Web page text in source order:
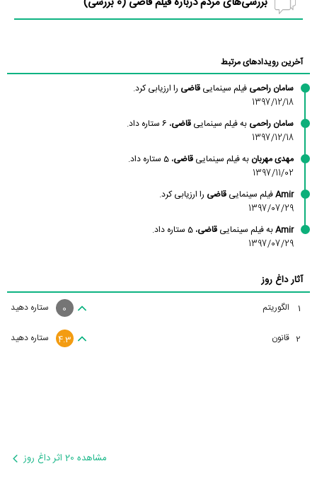
آخرین رویدادهای مرتبط
سامان راحمی فیلم سینمایی قاضی را ارزیابی کرد.
1397/12/18
سامان راحمی به فیلم سینمایی قاضی، 6 ستاره داد.
1397/12/18
مهدی مهربان به فیلم سینمایی قاضی، 5 ستاره داد.
1397/11/02
Amirفیلم سینمایی قاضی را ارزیابی کرد.
1397/07/29
Amirبه فیلم سینمایی قاضی، 5 ستاره داد.
1397/07/29
آثار داغ روز
1 الگوریتم ستاره دهید 0
2 قانون ستاره دهید 4.3
مشاهده 20 اثر داغ روز